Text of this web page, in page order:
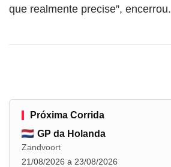
que realmente precise”, encerrou.
Próxima Corrida
GP da Holanda
Zandvoort
21/08/2026 a 23/08/2026